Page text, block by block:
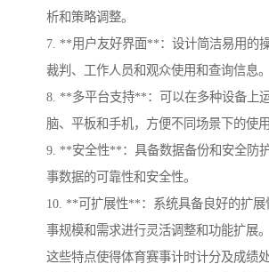
析和策略调整。
7. **用户友好界面**：设计简洁易用的
裁判、工作人员和观众使用和查询信息。
8. **多平台支持**：可以在多种设备上
脑、平板和手机，方便不同场景下的使用
9. **安全性**：具备数据备份和安全防
事数据的可靠性和安全性。
10. **可扩展性**：系统具备良好的扩展
事规模和需求进行灵活调整和功能扩展。
这些特点使得体育赛事计时计分及成绩